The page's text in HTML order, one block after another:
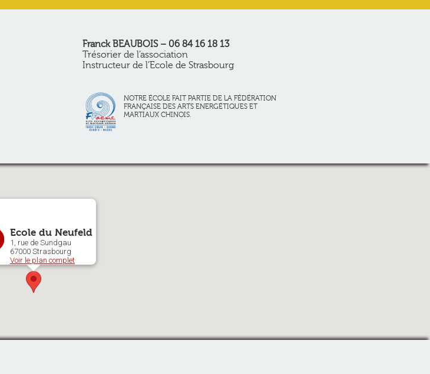
Franck BEAUBOIS – 06 84 16 18 13
Trésorier de l’association
Instructeur de l’Ecole de Strasbourg
NOTRE ÉCOLE FAIT PARTIE DE LA FÉDÉRATION
FRANÇAISE DES ARTS ENERGÉTIQUES ET
MARTIAUX CHINOIS.
Ecole du Neufeld
1, rue de Sundgau
67000 Strasbourg
Voir le plan complet